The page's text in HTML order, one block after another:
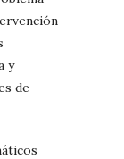
y
de